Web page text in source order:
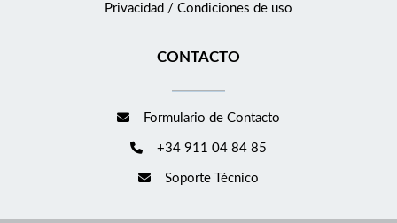
Privacidad / Condiciones de uso
CONTACTO
Formulario de Contacto
+34 911 04 84 85
Soporte Técnico